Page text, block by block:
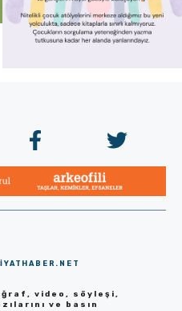
video, söyleşi,
ve basın